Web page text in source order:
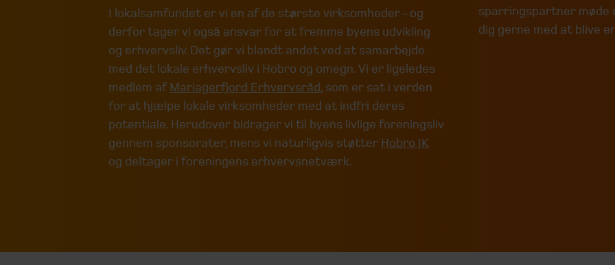
I lokalsamfundet er vi en af de største virksomheder – og
derfor tager vi også ansvar for at fremme byens udvikling
og erhvervsliv. Det gør vi blandt andet ved at samarbejde
med det lokale erhvervsliv i Hobro og omegn. Vi er ligeledes
medlem af Mariagerfjord Erhvervsråd , som er sat i verden
for at hjælpe lokale virksomheder med at indfri deres
potentiale. Herudover bidrager vi til byens livlige foreningsliv
gennem sponsorater, mens vi naturligvis støtter Hobro IK
og deltager i foreningens erhvervsnetværk.
sparringspartner møde
dig gerne med at blive